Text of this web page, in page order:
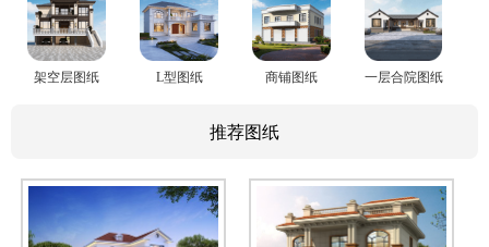
架空层图纸 L型图纸 商铺图纸 一层合院图纸
推荐图纸